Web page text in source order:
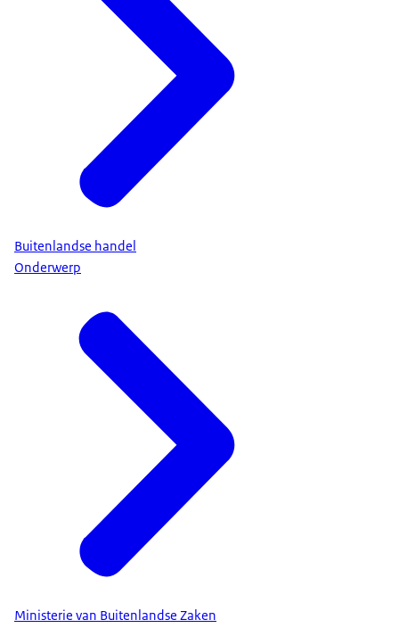
Buitenlandse handel
Onderwerp
Ministerie van Buitenlandse Zaken